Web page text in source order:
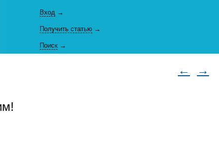
Вход →
Получить статью →
Поиск →
← →